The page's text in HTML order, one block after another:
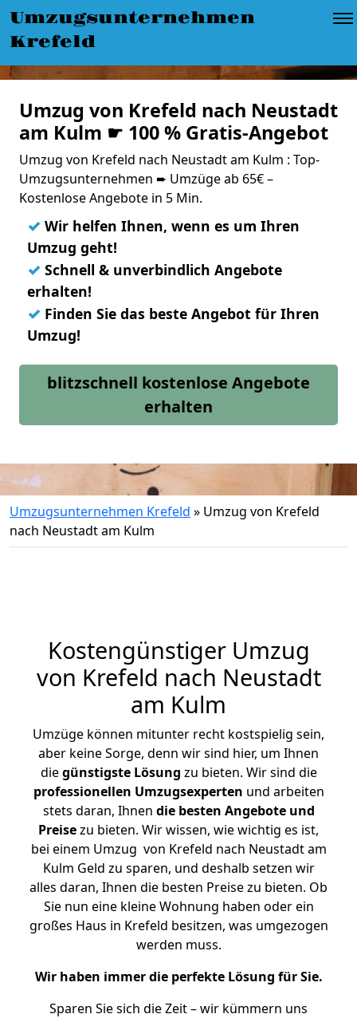
Umzugsunternehmen
Krefeld
Umzug von Krefeld nach Neustadt
am Kulm ☛ 100 % Gratis-Angebot
Umzug von Krefeld nach Neustadt am Kulm : Top-
Umzugsunternehmen ➨ Umzüge ab 65€ –
Kostenlose Angebote in 5 Min.
✓ Wir helfen Ihnen, wenn es um Ihren
Umzug geht!
✓ Schnell & unverbindlich Angebote
erhalten!
✓ Finden Sie das beste Angebot für Ihren
Umzug!
blitzschnell kostenlose Angebote
erhalten
Umzugsunternehmen Krefeld » Umzug von Krefeld
nach Neustadt am Kulm
Kostengünstiger Umzug
von Krefeld nach Neustadt
am Kulm
Umzüge können mitunter recht kostspielig sein,
aber keine Sorge, denn wir sind hier, um Ihnen
diegünstigste Lösung zu bieten. Wir sind die
professionellen Umzugsexperten und arbeiten
stets daran, Ihnen die besten Angebote und
Preisezu bieten. Wir wissen, wie wichtig es ist,
bei einem Umzug von Krefeld nach Neustadt am
Kulm Geld zu sparen, und deshalb setzen wir
alles daran, Ihnen die besten Preise zu bieten. Ob
Sie nun eine kleine Wohnung haben oder ein
großes Haus in Krefeld besitzen, was umgezogen
werden muss.
Wir haben immer die perfekte Lösung für Sie.
Sparen Sie sich die Zeit – wir kümmern uns